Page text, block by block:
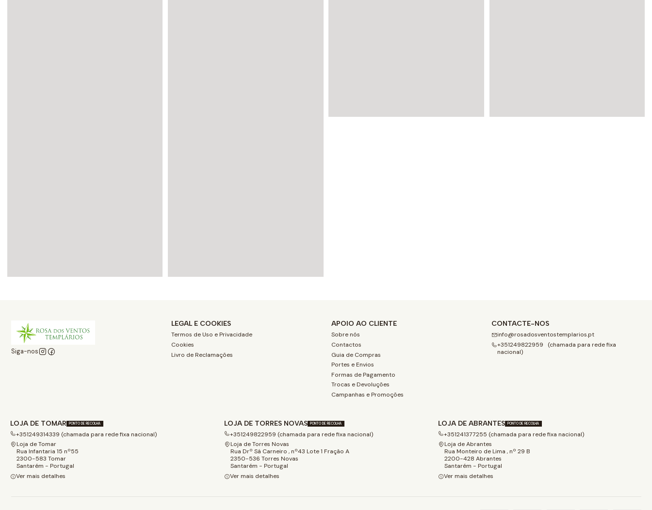
Siga-nos
LEGAL E COOKIES
Termos de Uso e Privacidade
Cookies
Livro de Reclamações
APOIO AO CLIENTE
Sobre nós
Contactos
Guia de Compras
Portes e Envios
Formas de Pagamento
Trocas e Devoluções
Campanhas e Promoções
CONTACTE-NOS
info@rosadosventostemplarios.pt
+351249822959 (chamada para rede fixa
nacional)
LOJA DE TOMAR PONTO DE RECOLHA
+351249314339 (chamada para rede fixa nacional)
Loja de Tomar
Rua Infantaria 15 nº55
2300-583 Tomar
Santarém - Portugal
Ver mais detalhes
LOJA DE TORRES NOVAS PONTO DE RECOLHA
+351249822959 (chamada para rede fixa nacional)
Loja de Torres Novas
Rua Drº Sá Carneiro , nº43 Lote 1 Fração A
2350-536 Torres Novas
Santarém - Portugal
Ver mais detalhes
LOJA DE ABRANTES PONTO DE RECOLHA
+351241377255 (chamada para rede fixa nacional)
Loja de Abrantes
Rua Monteiro de Lima , nº 29 B
2200-428 Abrantes
Santarém - Portugal
Ver mais detalhes